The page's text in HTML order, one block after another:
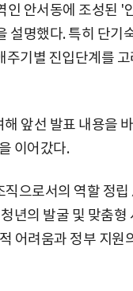
인 안서동에 조성된 '
설명했다. 특히 단기
기별 진입단계를
앞선 발표 내용을
이어갔다.
으로서의 역할 정
년의 발굴 및 맞춤형
어려움과 정부 지원